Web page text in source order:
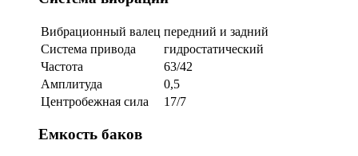
Вибрационный валец передний и задний
Система привода
гидростатический
Частота
63/42
Амплитуда
0,5
Центробежная сила
17/7
Емкость баков